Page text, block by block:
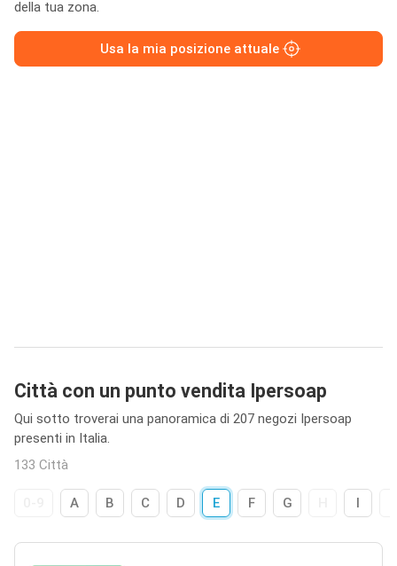
della tua zona.
Usa la mia posizione attuale
Città con un punto vendita Ipersoap
Qui sotto troverai una panoramica di 207 negozi Ipersoap
presenti in Italia.
133 Città
A B C D E F G I